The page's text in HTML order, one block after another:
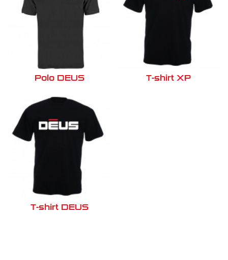
Polo DEUS T-shirt XP
T-shirt DEUS